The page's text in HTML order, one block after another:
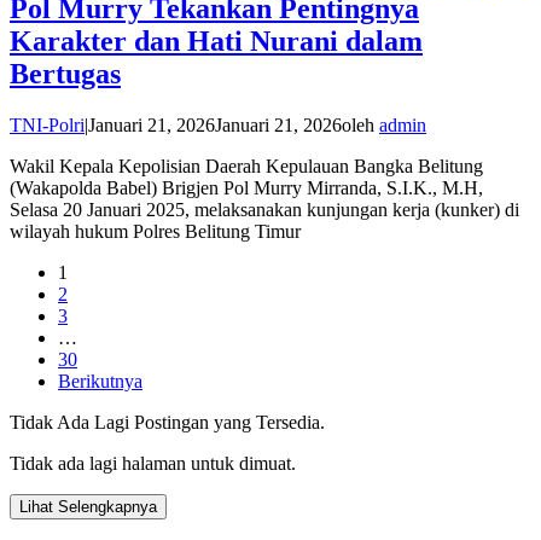
Pol Murry Tekankan Pentingnya
Karakter dan Hati Nurani dalam
Bertugas
TNI-Polri|Januari 21, 2026Januari 21, 2026oleh admin
Wakil Kepala Kepolisian Daerah Kepulauan Bangka Belitung
(Wakapolda Babel) Brigjen Pol Murry Mirranda, S.I.K., M.H,
Selasa 20 Januari 2025, melaksanakan kunjungan kerja (kunker) di
wilayah hukum Polres Belitung Timur
1
2
3
…
30
Berikutnya
Tidak Ada Lagi Postingan yang Tersedia.
Tidak ada lagi halaman untuk dimuat.
Lihat Selengkapnya